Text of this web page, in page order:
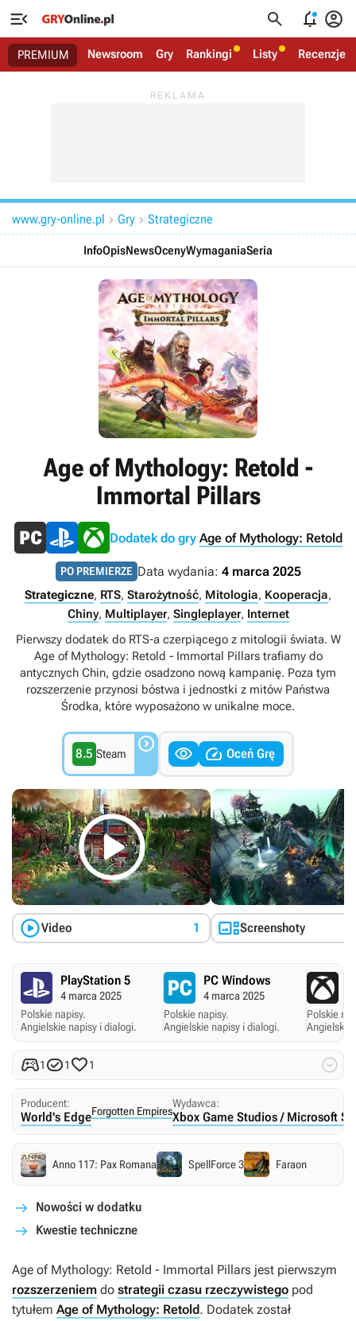
   
PREMIUM Newsroom Gry Rankingi Listy Recenzje
www.gry-online.pl  Gry  Strategiczne
InfoOpisNewsOcenyWymaganiaSeria
Age of Mythology: Retold -
Immortal Pillars
Dodatek do gry Age of Mythology: Retold
PO PREMIERZE Data wydania: 4 marca 2025
Strategiczne, RTS, Starożytność, Mitologia, Kooperacja,
Chiny, Multiplayer, Singleplayer, Internet
Pierwszy dodatek do RTS-a czerpiącego z mitologii świata. W
Age of Mythology: Retold - Immortal Pillars trafiamy do
antycznych Chin, gdzie osadzono nową kampanię. Poza tym
rozszerzenie przynosi bóstwa i jednostki z mitów Państwa
Środka, które wyposażono w unikalne moce.
8.5 Steam    Oceń Grę

Video 1 Screenshoty
PlayStation 5
4 marca 2025
Polskie napisy.
Angielskie napisy i dialogi.
PC Windows
4 marca 2025
Polskie napisy.
Angielskie napisy i dialogi.
Polskie
Angielskie
1 1 1 
Producent:
World's EdgeForgotten Empires
Wydawca:
Xbox Game Studios / Microsoft
Anno 117: Pax Romana SpellForce 3 Faraon
Nowości w dodatku
Kwestie techniczne
Age of Mythology: Retold - Immortal Pillars jest pierwszym
rozszerzeniem do strategii czasu rzeczywistego pod
tytułem Age of Mythology: Retold. Dodatek został